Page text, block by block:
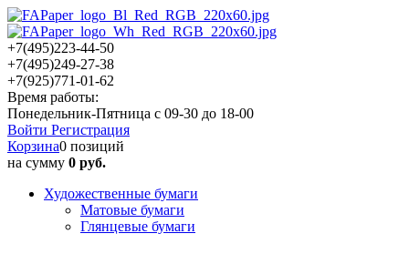
+7(495)223-44-50
+7(495)249-27-38
+7(925)771-01-62
Время работы:
Понедельник-Пятница с 09-30 до 18-00
Войти Регистрация
Корзина0 позиций
на сумму 0 руб.
Художественные бумаги
Матовые бумаги
Глянцевые бумаги